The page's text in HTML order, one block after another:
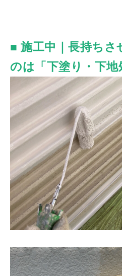
■ 施工中｜長持ちさ
のは「下塗り・下地